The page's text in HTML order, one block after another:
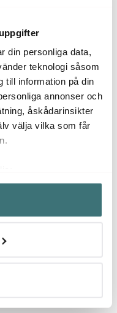
din personliga data,
teknologi såsom
till information på din
annonser och
åskådarinsikter
välja vilka som får
plats som
till flera meter
aktivt skanna den för
uppgifter
när som
Ostkupa
våra kunder